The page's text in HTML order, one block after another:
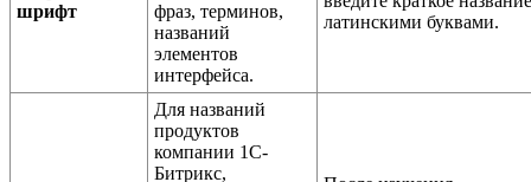
шрифт
фраз, терминов,
названий
элементов
интерфейса.
латинскими буквами.
Для названий
продуктов
компании 1С-
Битрикс,